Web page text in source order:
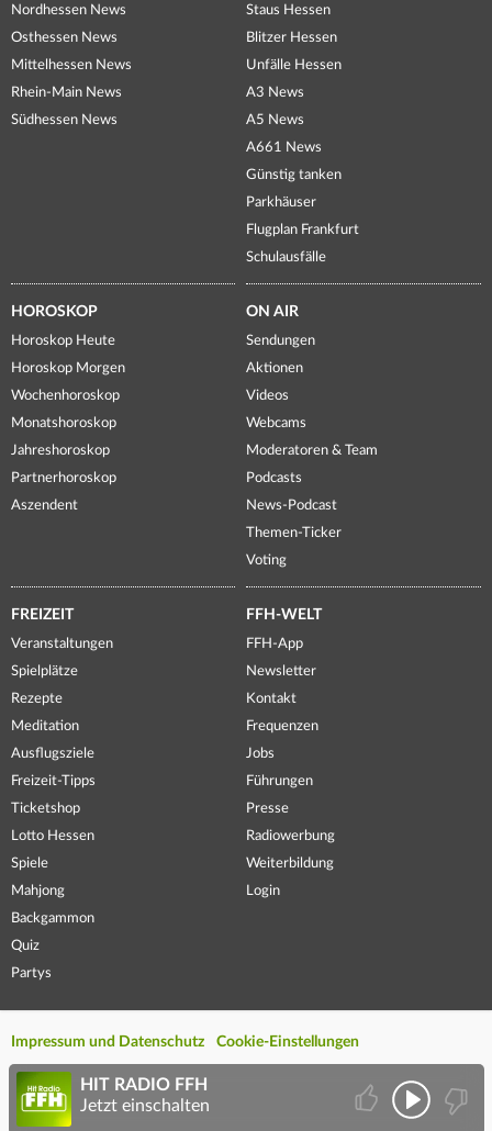
Nordhessen News
Osthessen News
Mittelhessen News
Rhein-Main News
Südhessen News
Staus Hessen
Blitzer Hessen
Unfälle Hessen
A3 News
A5 News
A661 News
Günstig tanken
Parkhäuser
Flugplan Frankfurt
Schulausfälle
HOROSKOP
Horoskop Heute
Horoskop Morgen
Wochenhoroskop
Monatshoroskop
Jahreshoroskop
Partnerhoroskop
Aszendent
ON AIR
Sendungen
Aktionen
Videos
Webcams
Moderatoren & Team
Podcasts
News-Podcast
Themen-Ticker
Voting
FREIZEIT
Veranstaltungen
Spielplätze
Rezepte
Meditation
Ausflugsziele
Freizeit-Tipps
Ticketshop
Lotto Hessen
Spiele
Mahjong
Backgammon
Quiz
Partys
FFH-WELT
FFH-App
Newsletter
Kontakt
Frequenzen
Jobs
Führungen
Presse
Radiowerbung
Weiterbildung
Login
Impressum und Datenschutz Cookie-Einstellungen
HIT RADIO FFH
Jetzt einschalten